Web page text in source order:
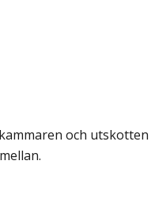
och utskotten